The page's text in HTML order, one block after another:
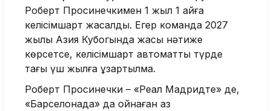
Роберт Просинечкимен 1 жыл 1 айға
келісімшарт жасалды. Егер команда 2027
жылы Азия Кубогында жақсы нәтиже
көрсетсе, келісімшарт автоматты түрде
тағы үш жылға ұзартылмақ.
Роберт Просинечки – «Реал Мадридте» де,
«Барселонада» да ойнаған аз